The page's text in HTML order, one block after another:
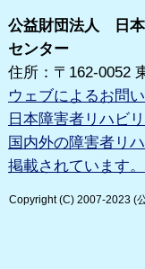
公益財団法人 日本
センター
住所：〒162-0052
ウェブによるお問
日本障害者リハビ
国内外の障害者リ
掲載されています。
Copyright (C) 2007-2023 (